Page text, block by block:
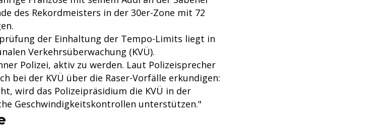
des Rekordmeisters in der 30er-Zone mit 72
der Einhaltung der Tempo-Limits liegt in
Verkehrsüberwachung (KVÜ).
Polizei, aktiv zu werden. Laut Polizeisprecher
bei der KVÜ über die Raser-Vorfälle erkundigen:
wird das Polizeipräsidium die KVÜ in der
Geschwindigkeitskontrollen unterstützen."